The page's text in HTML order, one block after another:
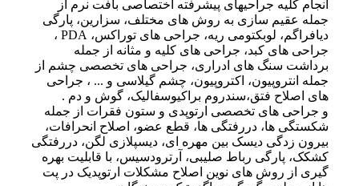
انجام کلیه جراحیهای پیشرفته اختصاصی بافت نرم از
جمله عقیم سازی به روش های مختلف، سزارین، پارگی
دیافراگم، لوبکتومی ریه، جراحی های توراکس، PDA ،
جراحی های کبد، جراحی های کلیه و مثانه از جمله
برداشت سنگ های ادراری، جراحی های تخصصی چشم از
جمله انتروپیون، اکتروپیون، چشم گیلاسی و ... ، جراحی
های اصلاح فتق،سندروم براکیوسفالیک، گوش و دم .
و جراحی های تخصصی ارتوپدی و ستون فقرات از جمله
شکستگی ها، دررفتگی ها، قطع عضو، اصلاح انحرافات،
بیرون زدگی دیسک بین مهره ای، دیسپلازی لگن، دررفتگی
کشکک، پارگی رباط صلیبی، آرترودسیس، با قابلیت بهره
گیری از روش های نوین اصلاح مشکلات ارتوپدیک در پت